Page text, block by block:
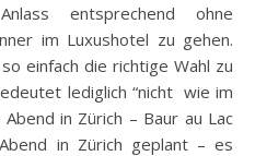
entsprechend ohne
im Luxushotel zu gehen.
einfach die richtige Wahl zu
lediglich “nicht wie im
in Zürich – Baur au Lac
in Zürich geplant – es